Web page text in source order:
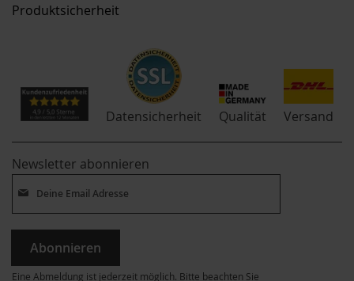
Produktsicherheit
Datensicherheit Qualität Versand
Newsletter abonnieren
Abonnieren
Eine Abmeldung ist jederzeit möglich. Bitte beachten Sie